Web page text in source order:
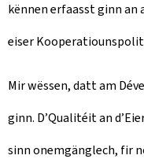
kënnen erfaasst ginn an
eiser
Mir wëssen, datt am
ginn. D’Qualitéit an
sinn onemgänglech, fir